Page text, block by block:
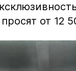
от 12